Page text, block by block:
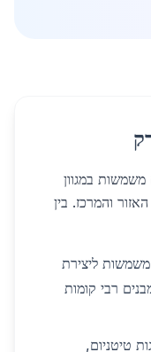
במגוון
והמרכז. בין
ליצירת
רבי קומות
טיטניום,